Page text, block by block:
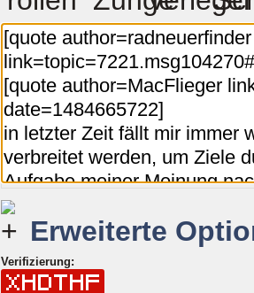
Erweiterte
Verifizierung: